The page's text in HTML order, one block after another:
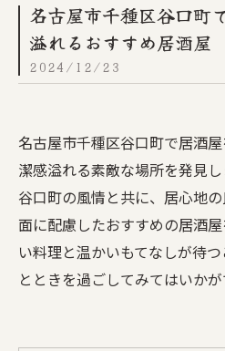
名古屋市千種区谷口町
溢れるおすすめ居酒屋
2024/12/23
名古屋市千種区谷口町で居酒
潔感溢れる素敵な場所を発見し
谷口町の風情と共に、居心地
面に配慮したおすすめの居酒
い料理と温かいもてなしが待
とときを過ごしてみてはいかが